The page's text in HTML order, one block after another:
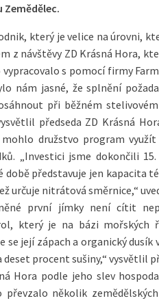
Zemědělec.
který je velice na úrovni,
z návštěvy ZD Krásná Hora,
vypracovalo s pomocí firmy
nám jasné, že splnění
při běžném
předseda ZD Krásná
mohlo družstvo program
„Investici jsme dokončili
době představuje jen kapacita
určuje nitrátová směrnice,“
první jímky není cítit
který je na bázi mořských
se její zápach a organický
deset procent sušiny,“ vysvětlil
Hora podle jeho slev
převzalo několik